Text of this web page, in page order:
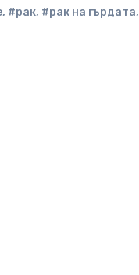
, #рак, #рак на гърдата,